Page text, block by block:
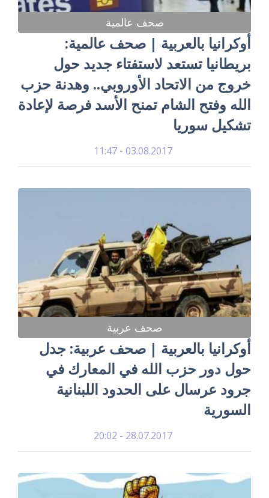
صحف عالمية
أوكرانيا بالعربية | صحف عالمية:
بريطانيا تستعد لاستفتاء جديد حول
خروج من الاتحاد الأوروبي.. وهدنة حزب
الله وفتح الشام تمنح الأسد فرصة لإعادة
تشكيل سوريا
03.08.2017 - 11:47
صحف عربية
أوكرانيا بالعربية | صحف عربية: جدل
حول دور حزب الله في المعارك في
جرود عرسال على الحدود اللبنانية
السورية
28.07.2017 - 20:02